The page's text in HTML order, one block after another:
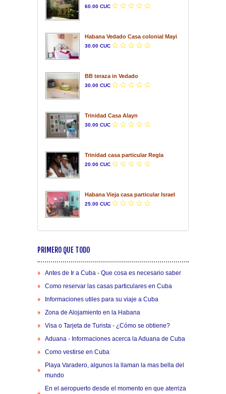
60.00 CUC
Habana Vedado Casa colonial Mayi
30.00 CUC
BB teraza in Vedado
30.00 CUC
Trinidad Casa Alayn
30.00 CUC
Trinidad casa particular Regla
20.00 CUC
Habana Vieja casa particular Israel
25.00 CUC
PRIMERO QUE TODO
Antes de Ir a Cuba - Que cosa es necesario saber
Como reservar las casas particulares en Cuba
Informaciones utiles para su viaje a Cuba
Zona de Alojamiento en la Habana
Visa o Tarjeta de Turista - ¿Cómo se obtiene?
Aduana - Informaciones acerca la Aduana de Cuba
Como vestirse en Cuba
Playa Varadero, algunos la llaman la mas bella del
mundo
En el aeropuerto desde el momento en que aterriza